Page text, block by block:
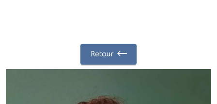
Retour